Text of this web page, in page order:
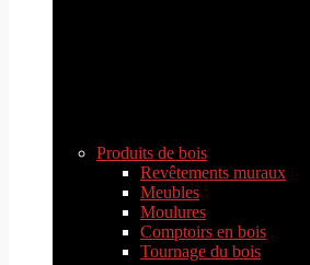
Produits de bois
Revêtements muraux
Meubles
Moulures
Comptoirs en bois
Tournage du bois